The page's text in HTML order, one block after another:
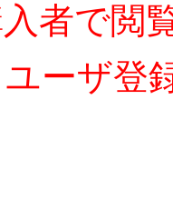
者で閲
ユーザ登